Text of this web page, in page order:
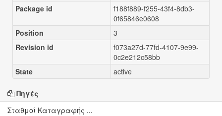
Package id
f188f889-f255-43f4-8db3-
0f65846e0608
Position
3
Revision id
f073a27d-77fd-4107-9e99-
0c2e212c58bb
State
active
Πηγές
Σταθμοί Καταγραφής ...